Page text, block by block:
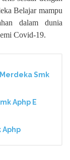
Belajar mampu
dalam dunia
Covid-19.
Smk
Aphp E
Aphp